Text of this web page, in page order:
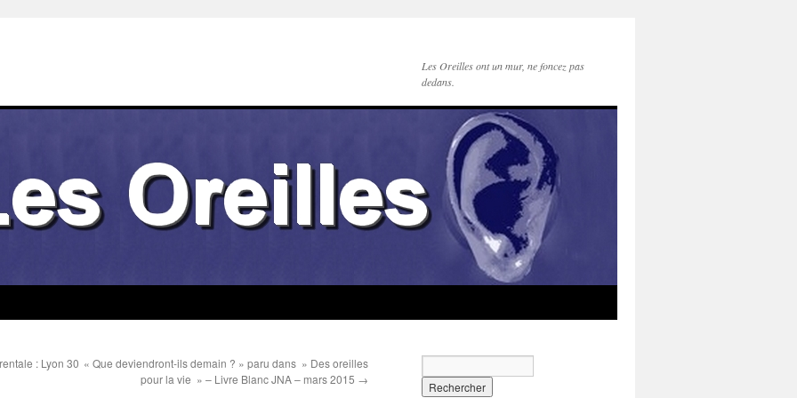
Les Oreilles ont un mur, ne foncez pas
dedans.
: Lyon 30 « Que deviendront-ils demain ? » paru dans » Des oreilles
pour la vie » – Livre Blanc JNA – mars 2015 →